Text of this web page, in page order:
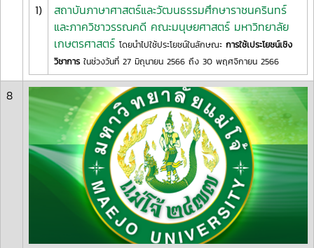
1)
สถาบันภาษาศาสตร์และวัฒนธรรมศึกษาราชนครินทร์
และภาควิชาวรรณคดี คณะมนุษยศาสตร์ มหาวิทยาลัย
เกษตรศาสตร์ โดยนำไปใช้ประโยชน์ในลักษณะ การใช้เประโยชน์เชิง
วิชาการ ในช่วงวันที่ 27 มิถุนายน 2566 ถึง 30 พฤศจิกายน 2566
8